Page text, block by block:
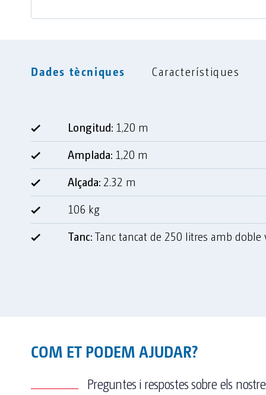
Dades tècniques Característiques
Longitud: 1,20 m
Amplada: 1,20 m
Alçada: 2.32 m
106 kg
Tanc:Tanc tancat de 250 litres amb
COM ET PODEM AJUDAR?
Preguntes i respostes sobre els